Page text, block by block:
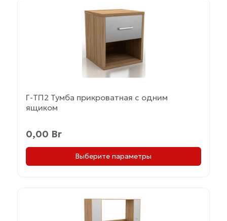
Г-ТП2 Тумба прикроватная с одним
ящиком
0,00 Br
Выберите параметры
на
странице